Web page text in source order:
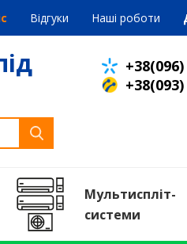
Відгуки Наші роботи
Мультиспліт-
системи